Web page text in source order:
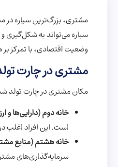
مشتری، بزرگ‌ترین سیاره در
سیاره می‌تواند به شکل‌گیری
وضعیت اقتصادی، با تمرکز
مشتری در چارت
مکان مشتری در چارت تولد
خانه دوم (دارایی‌ها و
است. این افراد اغلب
خانه هشتم (منابع
سرمایه‌گذاری‌های